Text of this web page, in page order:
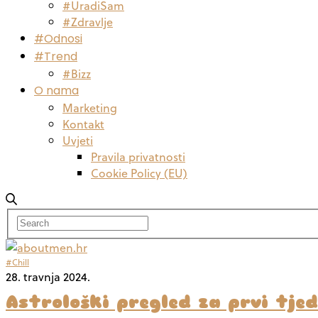
#UradiSam
#Zdravlje
#Odnosi
#Trend
#Bizz
O nama
Marketing
Kontakt
Uvjeti
Pravila privatnosti
Cookie Policy (EU)
#Chill
28. travnja 2024.
Astrološki pregled za prvi